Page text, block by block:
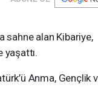
sahne alan Kibariye,
yaşattı.
Anma, Gençlik